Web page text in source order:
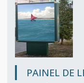
PAINEL DE